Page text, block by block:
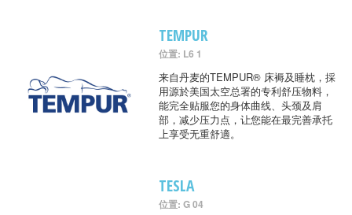
TEMPUR
位置: L6 1
来自丹麦的TEMPUR® 床褥及睡枕，採
用源於美国太空总署的专利舒压物料，
能完全贴服您的身体曲线、头颈及肩
部，减少压力点，让您能在最完善承托
上享受无重舒適。
TESLA
位置: G 04